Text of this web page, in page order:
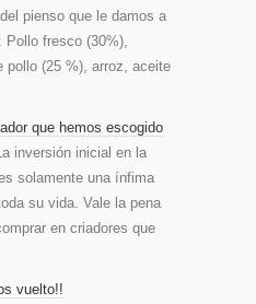
pienso que le damos a
fresco (30%),
pollo (25 %), arroz, aceite
que hemos escogido
inversión inicial en la
solamente una ínfima
su vida. Vale la pena
en criadores que
vuelto!!